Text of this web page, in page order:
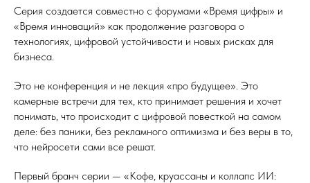
Серия создается совместно с форумами «Время цифры» и
«Время инноваций» как продолжение разговора о
технологиях, цифровой устойчивости и новых рисках для
бизнеса.
Это не конференция и не лекция «про будущее». Это
камерные встречи для тех, кто принимает решения и хочет
понимать, что происходит с цифровой повесткой на самом
деле: без паники, без рекламного оптимизма и без веры в то,
что нейросети сами все решат.
Первый бранч серии — «Кофе, круассаны и коллапс ИИ: